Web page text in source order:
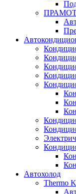
Автохолод
Thermo